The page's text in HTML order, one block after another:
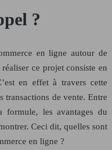
?
en ligne autour de
ce projet consiste en
en effet à travers cette
transactions de vente. Entre
formule, les avantages du
Ceci dit, quelles sont
en ligne ?